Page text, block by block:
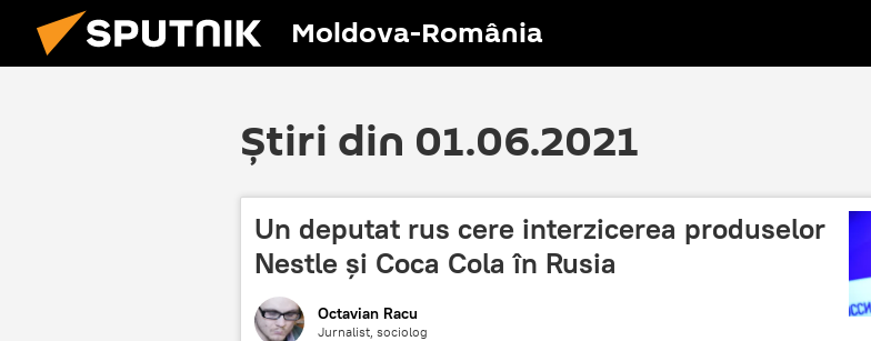
Moldova-România
Știri din 01.06.2021
Un deputat rus cere interzicerea produselor
Nestle și Coca Cola în Rusia
Octavian Racu
Jurnalist, sociolog